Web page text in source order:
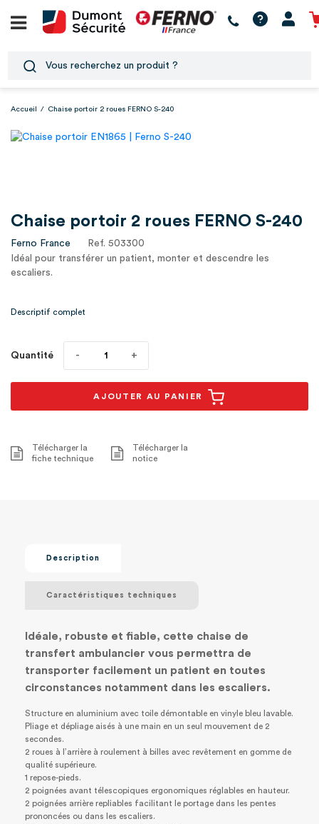
Accueil / Chaise portoir 2 roues FERNO S-240
Chaise portoir 2 roues FERNO S-240
Ferno France
Ref. 503300
Idéal pour transférer un patient, monter et descendre les
escaliers.
Descriptif complet
Quantité
AJOUTER AU PANIER
Télécharger la
fiche technique
Télécharger la
notice
Description
Caractéristiques techniques
Idéale, robuste et fiable, cette chaise de
transfert ambulancier vous permettra de
transporter facilement un patient en toutes
circonstances notamment dans les escaliers.
Structure en aluminium avec toile démontable en vinyle bleu lavable.
Pliage et dépliage aisés à une main en un seul mouvement de 2
secondes.
2 roues à l’arrière à roulement à billes avec revêtement en gomme de
qualité supérieure.
1 repose-pieds.
2 poignées avant télescopiques ergonomiques réglables en hauteur.
2 poignées arrière repliables facilitant le portage dans les pentes
prononcées ou dans les escaliers.